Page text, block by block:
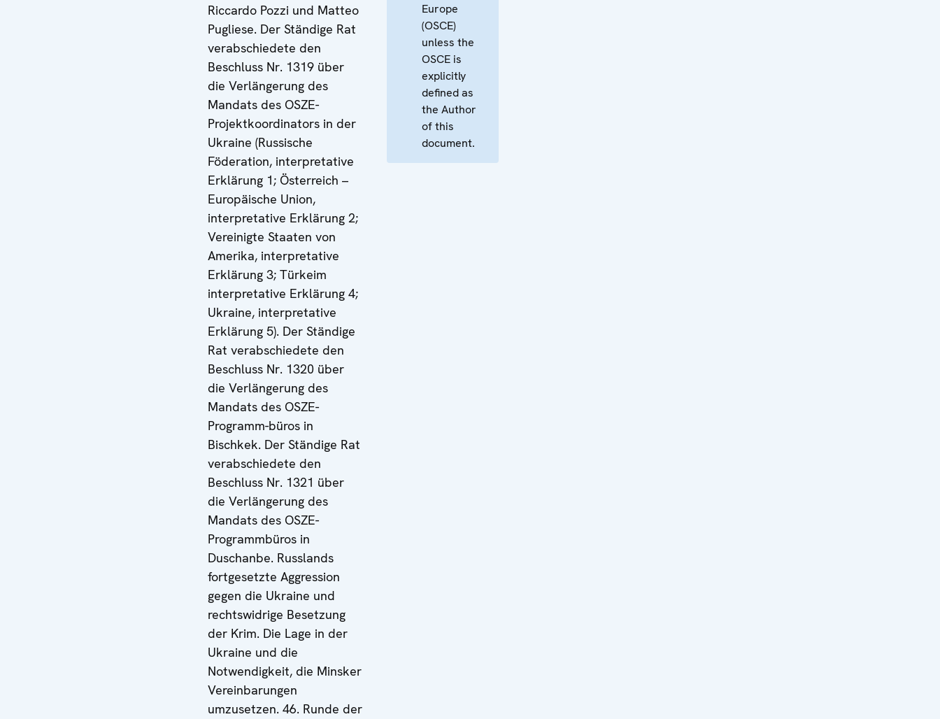
Riccardo Pozzi und Matteo
Pugliese. Der Ständige Rat
verabschiedete den
Beschluss Nr. 1319 über
die Verlängerung des
Mandats des OSZE-
Projektkoordinators in der
Ukraine (Russische
Föderation, interpretative
Erklärung 1; Österreich –
Europäische Union,
interpretative Erklärung 2;
Vereinigte Staaten von
Amerika, interpretative
Erklärung 3; Türkeim
interpretative Erklärung 4;
Ukraine, interpretative
Erklärung 5). Der Ständige
Rat verabschiedete den
Beschluss Nr. 1320 über
die Verlängerung des
Mandats des OSZE-
Programm-büros in
Bischkek. Der Ständige Rat
verabschiedete den
Beschluss Nr. 1321 über
die Verlängerung des
Mandats des OSZE-
Programmbüros in
Duschanbe. Russlands
fortgesetzte Aggression
gegen die Ukraine und
rechtswidrige Besetzung
der Krim. Die Lage in der
Ukraine und die
Notwendigkeit, die Minsker
Vereinbarungen
umzusetzen. 46. Runde der
Europe
(OSCE)
unless the
OSCE is
explicitly
defined as
the Author
of this
document.